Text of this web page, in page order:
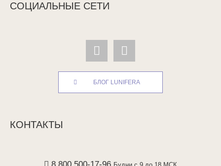
СОЦИАЛЬНЫЕ СЕТИ
БЛОГ LUNIFERA
КОНТАКТЫ